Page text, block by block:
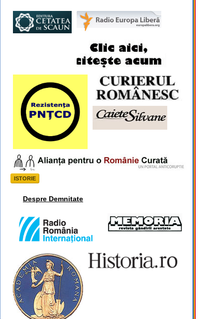
ISTORIE
Despre Demnitate